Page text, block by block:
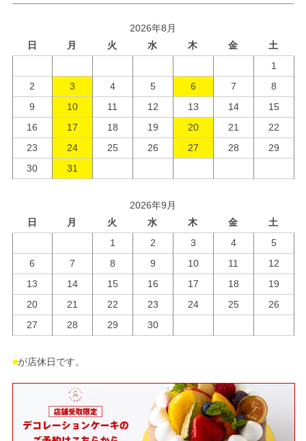
2026年8月
日
月 火 水 木 金
土
1
2
3 4 5 6 7
8
9
10 11 12 13 14
15
16
17 18 19 20 21
22
23
24 25 26 27 28
29
30
31
2026年9月
日
月 火 水 木 金
土
1
2 3 4
5
6
7 8 9 10 11
12
13
14 15 16 17 18
19
20
21 22 23 24 25
26
27
28 29 30
■が店休日です。